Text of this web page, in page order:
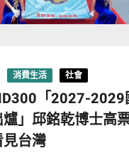
消費生活 社會
「2027-2029
」邱銘乾博士高
台灣